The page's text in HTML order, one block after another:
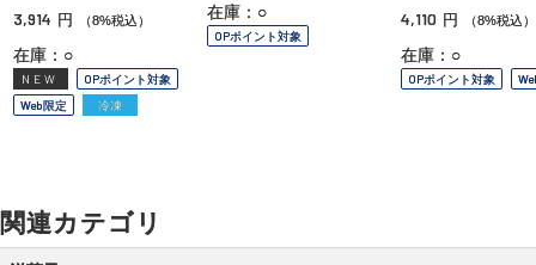
3,914 円 （8%税込）
在庫：○
NEW
OPポイント対象
Web限定
冷凍
在庫：○
OPポイント対象
4,110 円 （8%税込）
在庫：○
OPポイント対象
関連カテゴリ